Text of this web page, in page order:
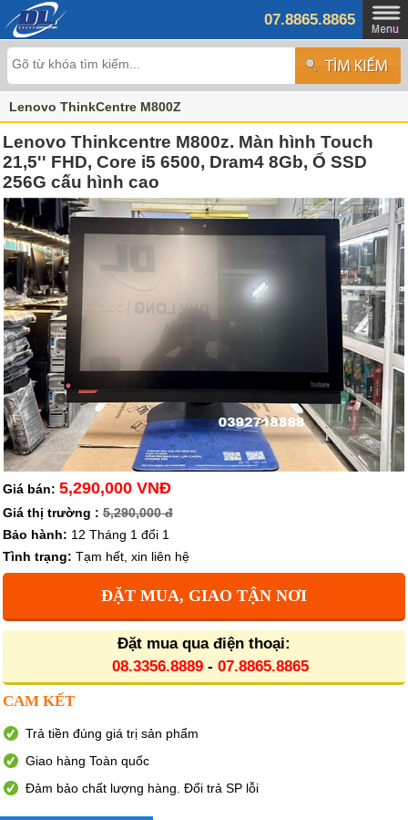
07.8865.8865
Lenovo ThinkCentre M800Z
Lenovo Thinkcentre M800z. Màn hình Touch
21,5'' FHD, Core i5 6500, Dram4 8Gb, Ổ SSD
256G cấu hình cao
Giá bán: 5,290,000 VNĐ
Giá thị trường : 5,290,000 đ
Bảo hành: 12 Tháng 1 đổi 1
Tình trạng: Tạm hết, xin liên hệ
ĐẶT MUA, GIAO TẬN NƠI
Đặt mua qua điện thoại:
08.3356.8889- 07.8865.8865
CAM KẾT
Trả tiền đúng giá trị sản phẩm
Giao hàng Toàn quốc
Đảm bảo chất lượng hàng. Đổi trả SP lỗi